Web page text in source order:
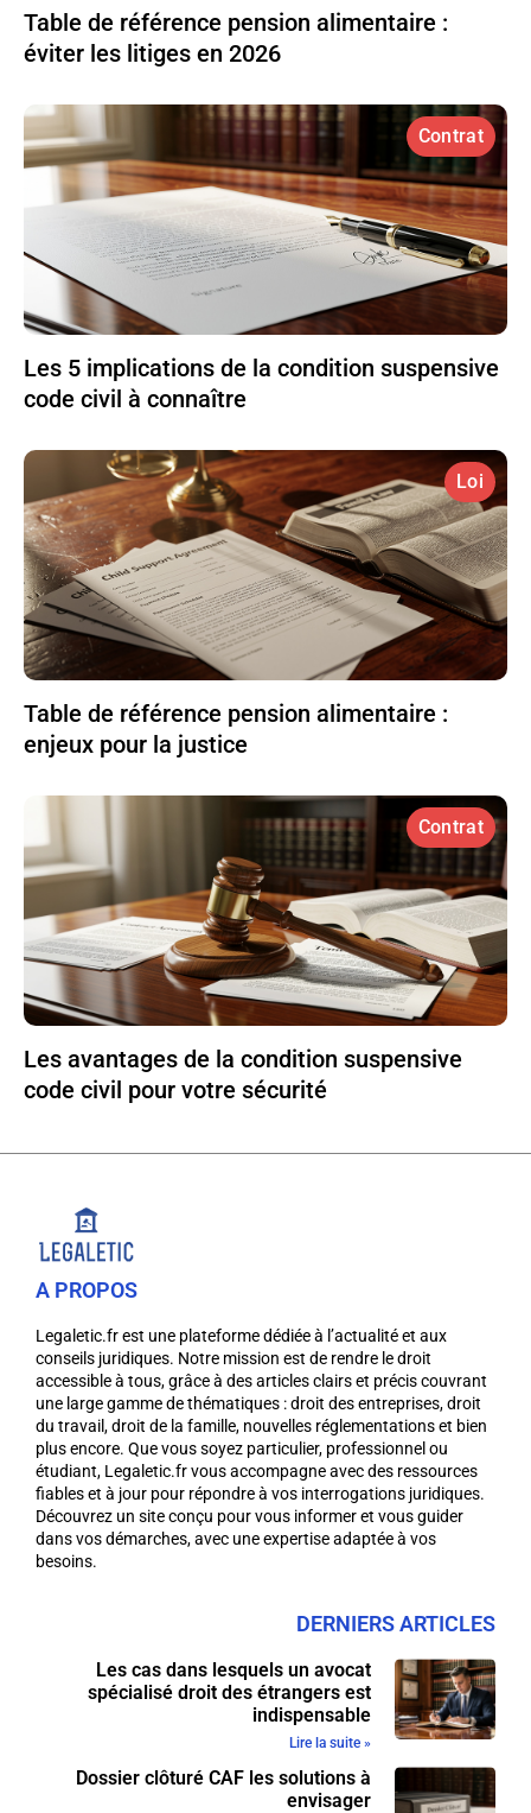
Table de référence pension alimentaire :
éviter les litiges en 2026
Contrat
Les 5 implications de la condition suspensive
code civil à connaître
Loi
Table de référence pension alimentaire :
enjeux pour la justice
Contrat
Les avantages de la condition suspensive
code civil pour votre sécurité
A PROPOS
Legaletic.fr est une plateforme dédiée à l’actualité et aux
conseils juridiques. Notre mission est de rendre le droit
accessible à tous, grâce à des articles clairs et précis couvrant
une large gamme de thématiques : droit des entreprises, droit
du travail, droit de la famille, nouvelles réglementations et bien
plus encore. Que vous soyez particulier, professionnel ou
étudiant, Legaletic.fr vous accompagne avec des ressources
fiables et à jour pour répondre à vos interrogations juridiques.
Découvrez un site conçu pour vous informer et vous guider
dans vos démarches, avec une expertise adaptée à vos
besoins.
DERNIERS ARTICLES
Les cas dans lesquels un avocat
spécialisé droit des étrangers est
indispensable
Lire la suite »
Dossier clôturé CAF les solutions à
envisager